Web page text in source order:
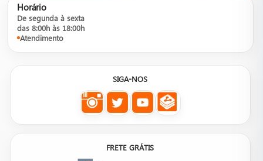
Horário
De segunda à sexta
das 8:00h às 18:00h
Atendimento
SIGA-NOS
FRETE GRÁTIS